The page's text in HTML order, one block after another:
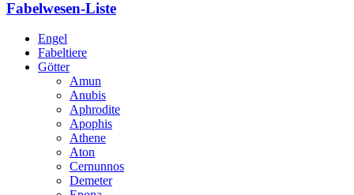
Fabelwesen-Liste
Engel
Fabeltiere
Götter
Amun
Anubis
Aphrodite
Apophis
Athene
Aton
Cernunnos
Demeter